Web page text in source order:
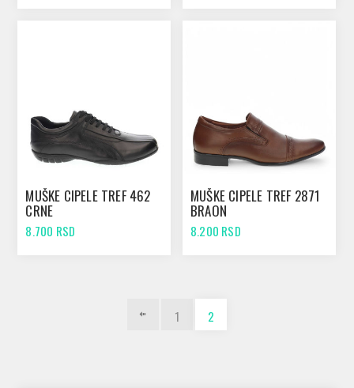
MUŠKE CIPELE TREF 462
CRNE
8.700 RSD
MUŠKE CIPELE TREF 2871
BRAON
8.200 RSD
1 2